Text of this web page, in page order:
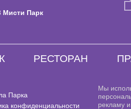
Мисти Парк
Парка
конфиденциальности
Мы
рекламу
РЕСТОРАН